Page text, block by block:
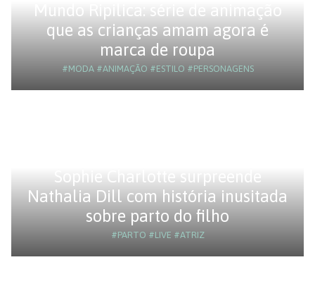
Mundo Ripilica: série de animação
que as crianças amam agora é
marca de roupa
#MODA#ANIMAÇÃO #ESTILO #PERSONAGENS
Sophie Charlotte surpreende
Nathalia Dill com história inusitada
sobre parto do filho
#PARTO #LIVE #ATRIZ